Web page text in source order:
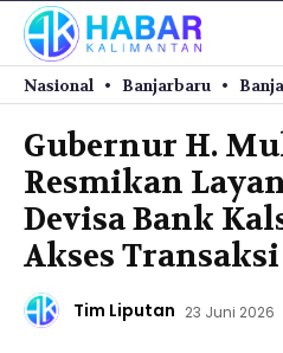
Nasional Banjarbaru
Gubernur H.
Resmikan
Devisa Bank
Akses
Tim Liputan 23 Juni 2026